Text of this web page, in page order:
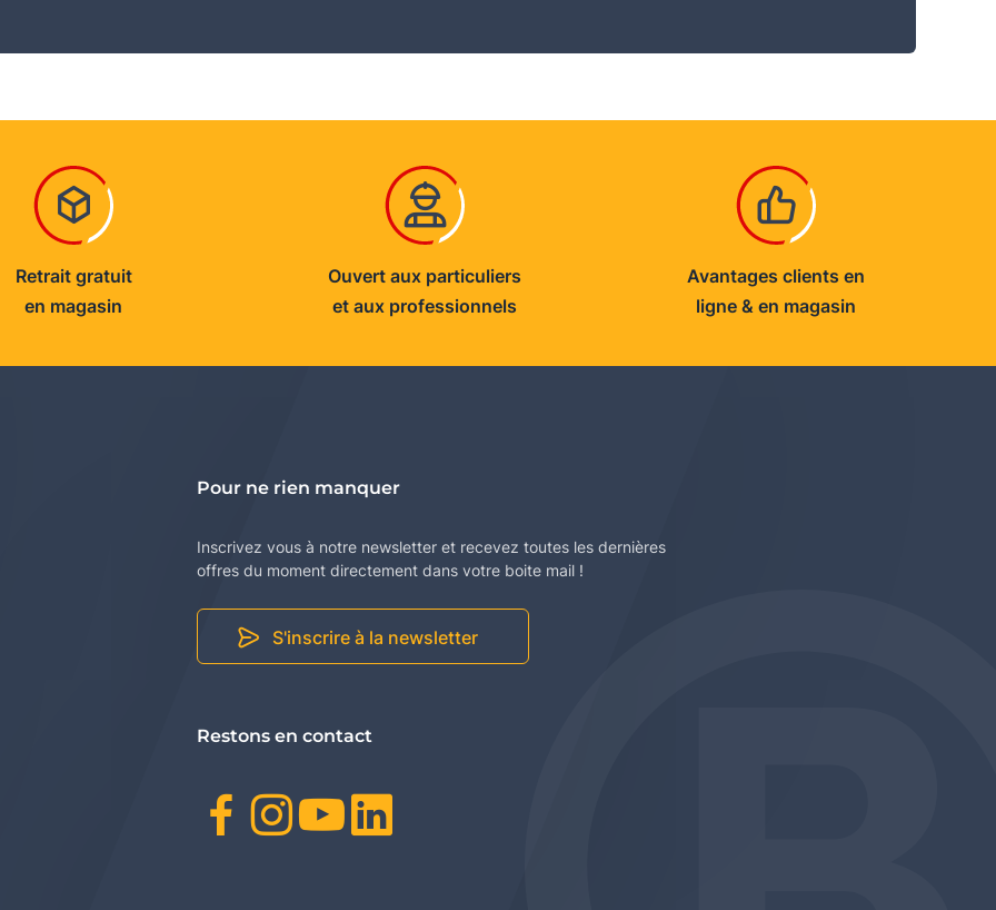
Retrait gratuit
en magasin
Ouvert aux particuliers
et aux professionnels
Avantages clients en
ligne & en magasin
Pour ne rien manquer
Inscrivez vous à notre newsletter et recevez toutes les dernières
offres du moment directement dans votre boite mail !
S'inscrire à la newsletter
Restons en contact
Facebook
Instagram
Youtube